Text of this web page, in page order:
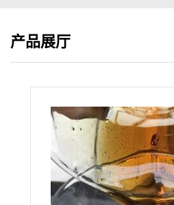
产品展厅